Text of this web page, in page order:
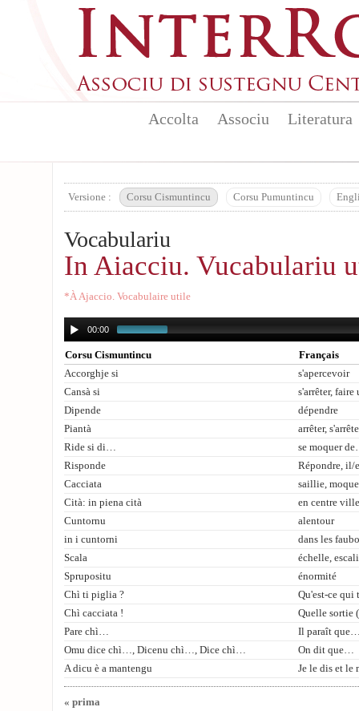
Accolta Associu Literatura
Versione : Corsu Cismuntincu Corsu Pumuntincu
Vocabulariu
In Aiacciu. Vucabulariu
*À Ajaccio. Vocabulaire utile
00:00
Corsu Cismuntincu
Français
Accorghje si
s'apercevoir
Cansà si
s'arrêter, faire
Dipende
dépendre
Piantà
arrêter,
Ride si di…
se moquer
Risponde
Répondre, il/
Cacciata
saillie,
Cità: in piena cità
en centre ville
Cuntornu
alentour
in i cuntorni
dans les
Scala
échelle,
Sprupositu
énormité
Chì ti piglia ?
Qu'est-ce qui
Chì cacciata !
Quelle sortie
Pare chì…
Il paraît
Omu dice chì…, Dicenu chì…, Dice chì…
On dit que…
A dicu è a mantengu
Je le dis et
« prima